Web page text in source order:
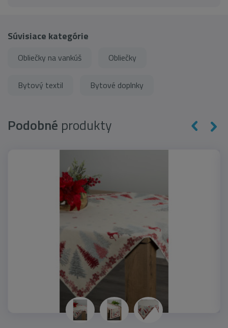
Súvisiace kategórie
Obliečky na vankúš Obliečky
Bytový textil Bytové doplnky
Podobné produkty